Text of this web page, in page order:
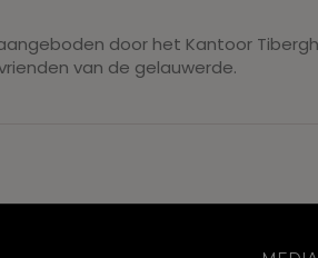
door het Kantoor
van de gelauwerde.